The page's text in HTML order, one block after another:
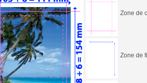
Zone de
Zone de